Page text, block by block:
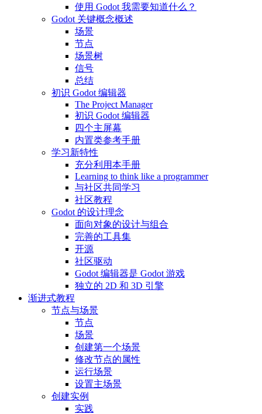
使用 Godot 我需要知道什么？
Godot 关键概念概述
场景
节点
场景树
信号
总结
初识 Godot 编辑器
The Project Manager
初识 Godot 编辑器
四个主屏幕
内置类参考手册
学习新特性
充分利用本手册
Learning to think like a programmer
与社区共同学习
社区教程
Godot 的设计理念
面向对象的设计与组合
完善的工具集
开源
社区驱动
Godot 编辑器是 Godot 游戏
独立的 2D 和 3D 引擎
渐进式教程
节点与场景
节点
场景
创建第一个场景
修改节点的属性
运行场景
设置主场景
创建实例
实践